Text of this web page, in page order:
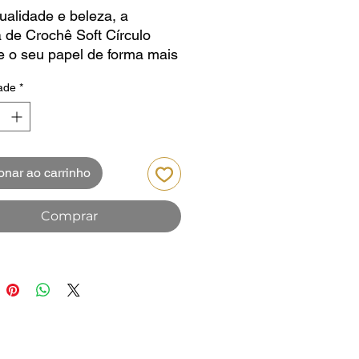
e beleza, a
de Crochê Soft Círculo
o seu papel de forma mais
perfeito do fio pela
bem-estar às mãos e
cores divertidas. Este
é flexível, durável e
São 14 tamanhos
de encanto e conforto!
*
ao carrinho
Comprar